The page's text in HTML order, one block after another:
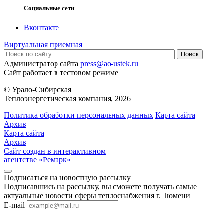
Социальные сети
Вконтакте
Виртуальная приемная
Администратор сайта press@ao-ustek.ru
Сайт работает в тестовом режиме
© Урало-Сибирская
Теплоэнергетическая компания, 2026
Политика обработки персональных данных Карта сайта
Архив
Карта сайта
Архив
Сайт создан в интерактивном
агентстве «Ремарк»
Подписаться на новостную рассылку
Подписавшись на рассылку, вы сможете получать самые
актуальные новости сферы теплоснабжения г. Тюмени
E-mail